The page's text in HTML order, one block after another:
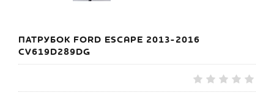
ПАТРУБОК FORD ESCAPE 2013-2016
CV619D289DG